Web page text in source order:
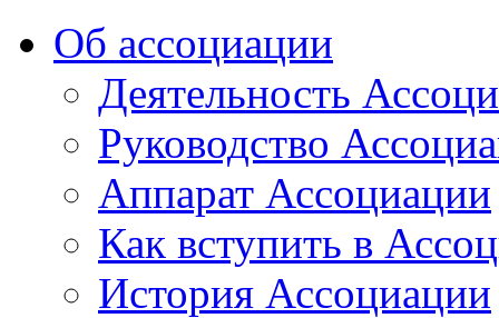
Об ассоциации
Деятельность
Руководство
Аппарат Ассоциации
Как вступить в
История Ассоциации